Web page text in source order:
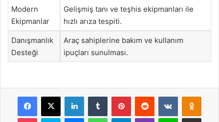
Modern
Ekipmanlar
Gelişmiş tanı ve teşhis ekipmanları ile
hızlı arıza tespiti.
Danışmanlık
Desteği
Araç sahiplerine bakım ve kullanım
ipuçları sunulması.
Facebook
X LinkedInTumblr PinterestReddit VKontakte
Pocket Skype MessengerWhatsAppTelegramViber Line E-Posta ile